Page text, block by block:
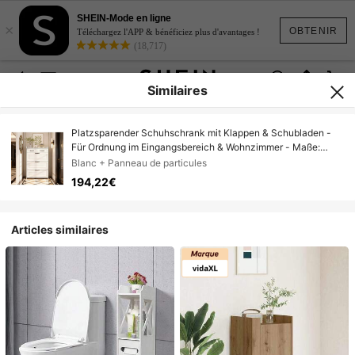
OBTENIR
×
SHEIN-Mode en ligne
Téléchargez l'APP & bénéficiez plus d'avantages !
(18,717)
Similaires
Platzsparender Schuhschrank mit Klappen & Schubladen -
Für Ordnung im Eingangsbereich & Wohnzimmer - Maße:
80x23.5x131 cm
Blanc + Panneau de particules
194,22€
Articles similaires